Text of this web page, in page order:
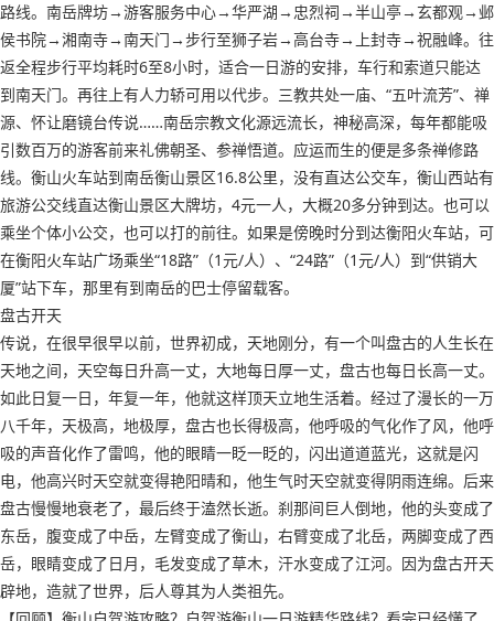
路线。南岳牌坊→游客服务中心→华严湖→忠烈祠→半山亭→玄都观→邺
侯书院→湘南寺→南天门→步行至狮子岩→高台寺→上封寺→祝融峰。往
返全程步行平均耗时6至8小时，适合一日游的安排，车行和索道只能达
到南天门。再往上有人力轿可用以代步。三教共处一庙、“五叶流芳”、禅
源、怀让磨镜台传说……南岳宗教文化源远流长，神秘高深，每年都能吸
引数百万的游客前来礼佛朝圣、参禅悟道。应运而生的便是多条禅修路
线。衡山火车站到南岳衡山景区16.8公里，没有直达公交车，衡山西站有
旅游公交线直达衡山景区大牌坊，4元一人，大概20多分钟到达。也可以
乘坐个体小公交，也可以打的前往。如果是傍晚时分到达衡阳火车站，可
在衡阳火车站广场乘坐“18路”（1元/人）、“24路”（1元/人）到“供销大
厦”站下车，那里有到南岳的巴士停留载客。
盘古开天
传说，在很早很早以前，世界初成，天地刚分，有一个叫盘古的人生长在
天地之间，天空每日升高一丈，大地每日厚一丈，盘古也每日长高一丈。
如此日复一日，年复一年，他就这样顶天立地生活着。经过了漫长的一万
八千年，天极高，地极厚，盘古也长得极高，他呼吸的气化作了风，他呼
吸的声音化作了雷鸣，他的眼睛一眨一眨的，闪出道道蓝光，这就是闪
电，他高兴时天空就变得艳阳晴和，他生气时天空就变得阴雨连绵。后来
盘古慢慢地衰老了，最后终于溘然长逝。刹那间巨人倒地，他的头变成了
东岳，腹变成了中岳，左臂变成了衡山，右臂变成了北岳，两脚变成了西
岳，眼睛变成了日月，毛发变成了草木，汗水变成了江河。因为盘古开天
辟地，造就了世界，后人尊其为人类祖先。